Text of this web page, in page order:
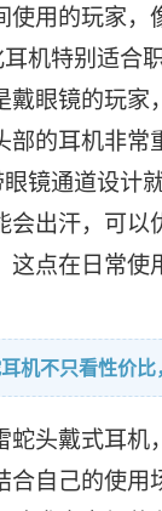
使用的玩家，
机特别适合
戴眼镜的玩家
部的耳机非常
镜通道设计
会出汗，可以
这点在日常使
机不只看性价
蛇头戴式耳机
合自己的使用